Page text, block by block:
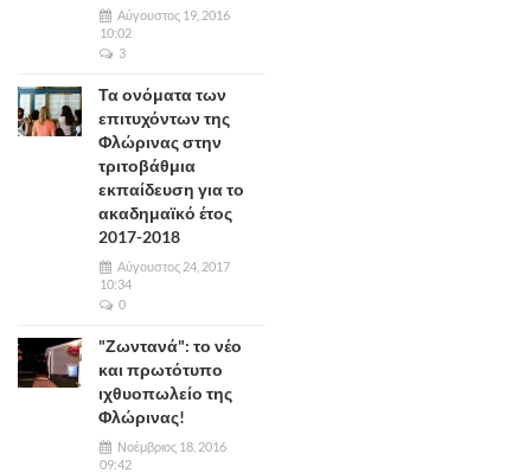
Αύγουστος 19, 2016
10:02
3
Τα ονόματα των
επιτυχόντων της
Φλώρινας στην
τριτοβάθμια
εκπαίδευση για το
ακαδημαϊκό έτος
2017-2018
Αύγουστος 24, 2017
10:34
0
"Ζωντανά": το νέο
και πρωτότυπο
ιχθυοπωλείο της
Φλώρινας!
Νοέμβριος 18, 2016
09:42